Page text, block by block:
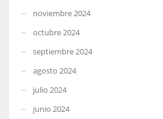
noviembre 2024
octubre 2024
septiembre 2024
agosto 2024
julio 2024
junio 2024